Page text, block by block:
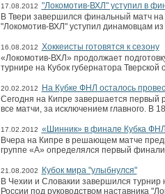
17.08.2012 "Локомотив-ВХЛ" уступил в
В Твери завершился финальный матч на
"Локомотив-ВХЛ" уступил динамовцам
16.08.2012 Хоккеисты готовятся к сезону
«Локомотив-ВХЛ» продолжает
турнире на Кубок губернатора Тверской
20.02.2012
На Кубке ФНЛ осталось
Сегодня на Кипре завершается первый
все матчи, за исключением главного. В
17.02.2012 «Шинник» в финале Кубка ФНЛ
Вчера на Кипре в решающем матче
группе «А» определялся первый
21.08.2002
Кубок мира "улыбнулся"
В Чехии и Словакии завершился
России под руководством наставника